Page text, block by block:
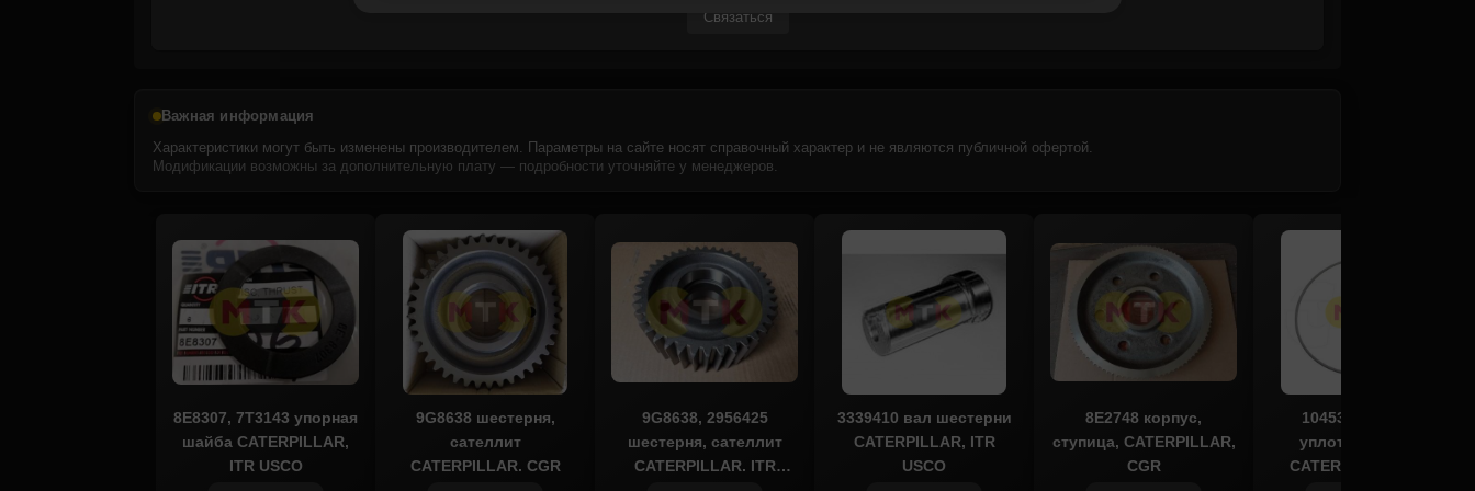
Связаться
Важная информация
Характеристики могут быть изменены производителем. Параметры на сайте носят справочный характер и не являются публичной офертой.
Модификации возможны за дополнительную плату — подробности уточняйте у менеджеров.
8E8307, 7T3143 упорная
шайба CATERPILLAR,
ITR USCO
9G8638 шестерня,
сателлит
CATERPILLAR, CGR
9G8638, 2956425
шестерня, сателлит
CATERPILLAR, ITR
3339410 вал шестерни
CATERPILLAR, ITR
USCO
8E2748 корпус,
ступица, CATERPILLAR,
CGR
1045358 кольцо
уплотнительное
CATERPILLAR, CTP